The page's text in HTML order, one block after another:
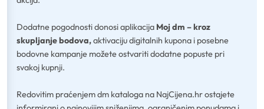
Dodatne pogodnosti donosi aplikacija Moj dm – kroz
skupljanje bodova,aktivaciju digitalnih kupona i posebne
bodovne kampanje možete ostvariti dodatne popuste pri
svakoj kupnji.
Redovitim praćenjem dm kataloga na NajCijena.hr ostajete